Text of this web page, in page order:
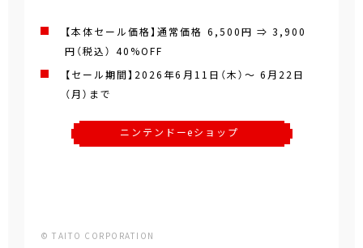
【本体セール価格】通常価格 6,500円 ⇒ 3,900
円（税込）40%OFF
【セール期間】2026年6月11日（木）～ 6月22日
（月）まで
ニンテンドーeショップ
© TAITO CORPORATION